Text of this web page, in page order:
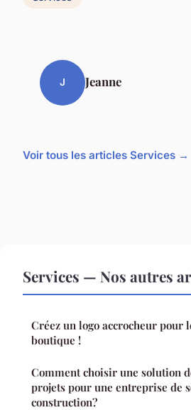
J Jeanne
Voir tous les articles Services →
Services — Nos autres
Créez un logo accrocheur pour
boutique !
Comment choisir une solution
projets pour une entreprise de
construction?